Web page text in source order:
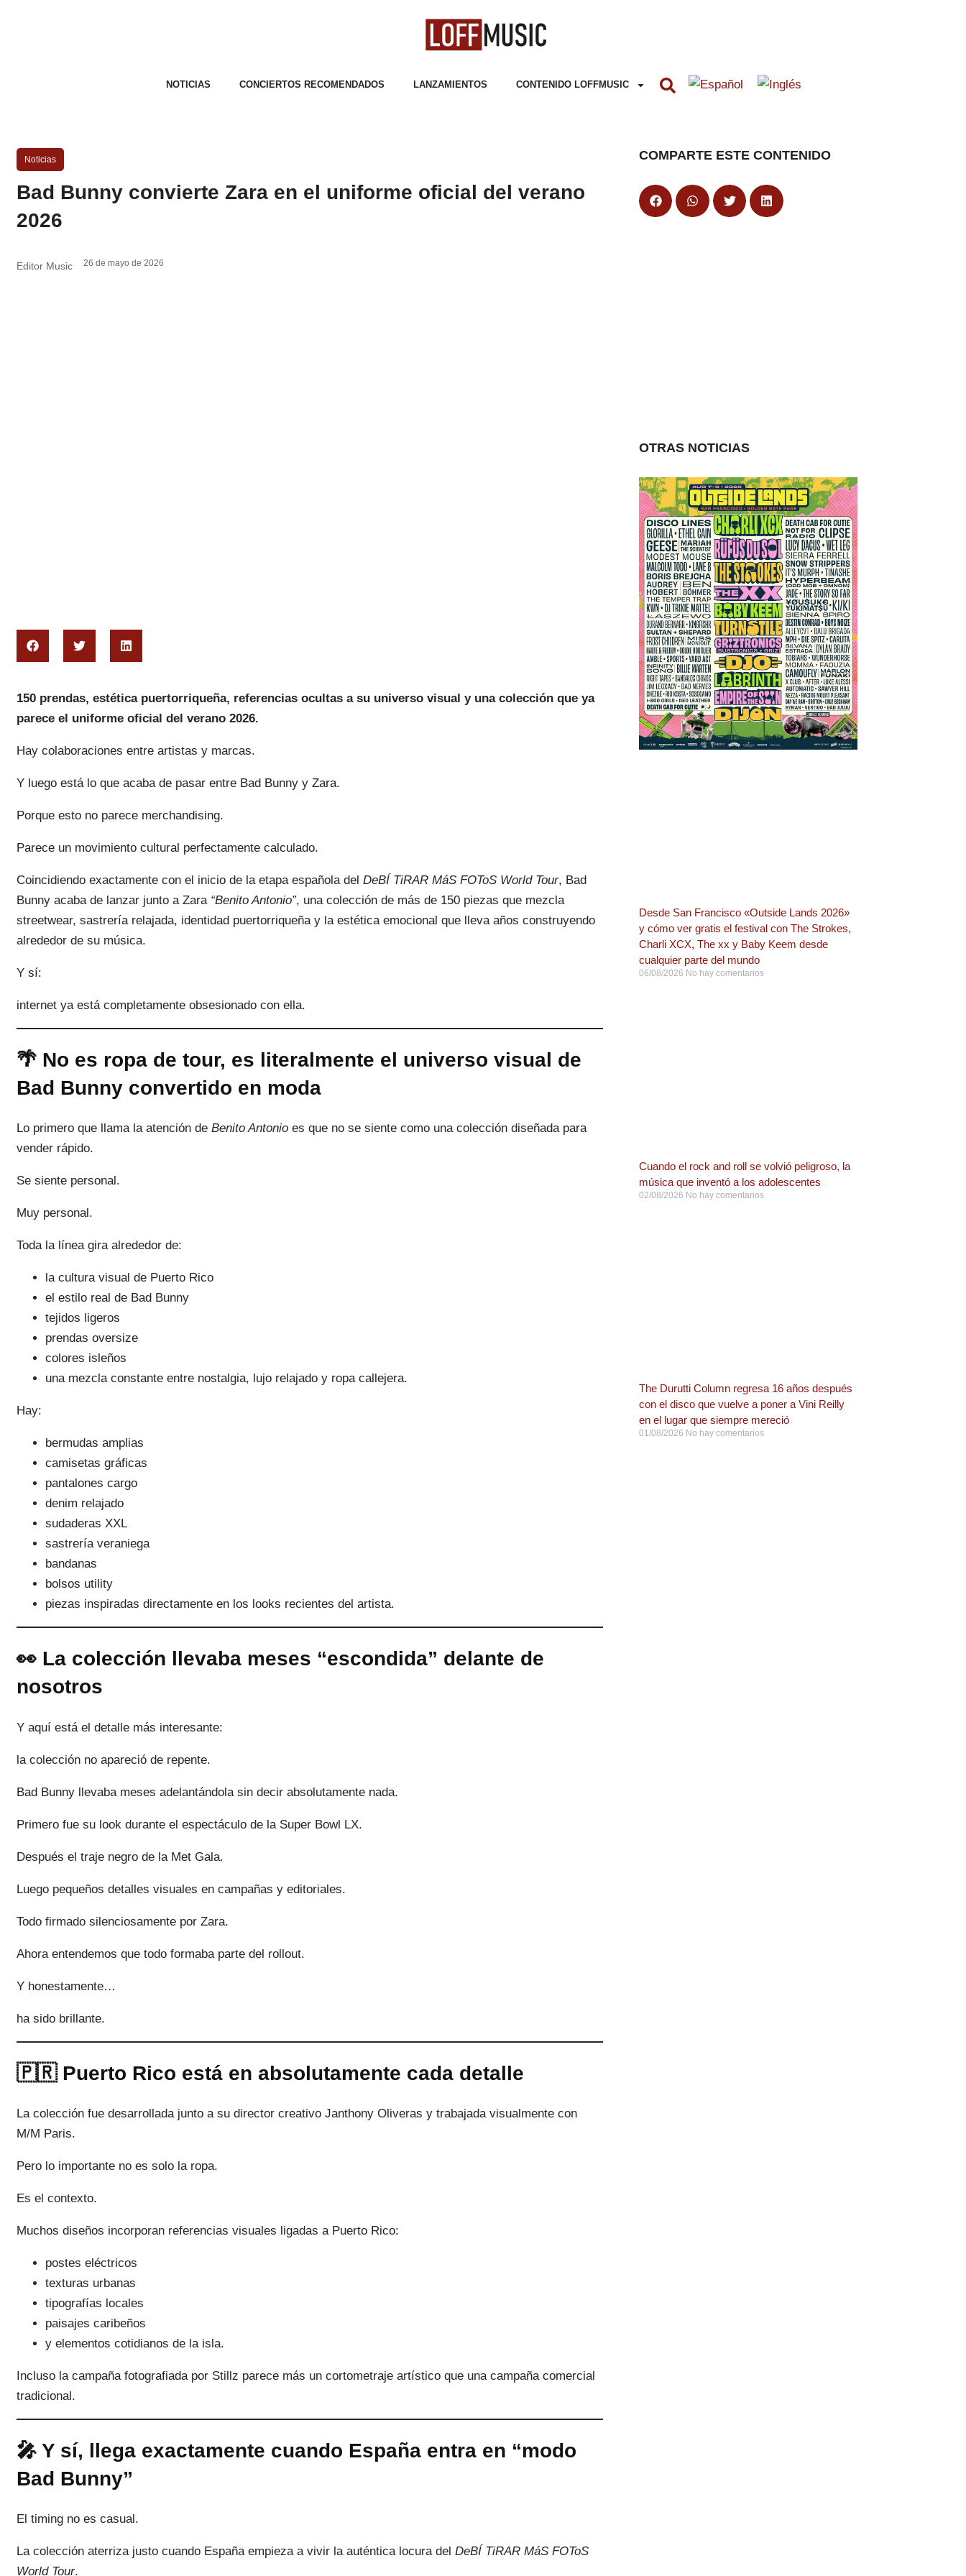
NOTICIAS CONCIERTOS RECOMENDADOS LANZAMIENTOS CONTENIDO LOFFMUSIC
Noticias
Bad Bunny convierte Zara en el uniforme oficial del verano
2026
Editor Music 26 de mayo de 2026
150 prendas, estética puertorriqueña, referencias ocultas a su universo visual y una colección que ya
parece el uniforme oficial del verano 2026.
Hay colaboraciones entre artistas y marcas.
Y luego está lo que acaba de pasar entre Bad Bunny y Zara.
Porque esto no parece merchandising.
Parece un movimiento cultural perfectamente calculado.
Coincidiendo exactamente con el inicio de la etapa española del DeBÍ TiRAR MáS FOToS World Tour, Bad
Bunny acaba de lanzar junto a Zara “Benito Antonio”, una colección de más de 150 piezas que mezcla
streetwear, sastrería relajada, identidad puertorriqueña y la estética emocional que lleva años construyendo
alrededor de su música.
Y sí:
internet ya está completamente obsesionado con ella.
🌴 No es ropa de tour, es literalmente el universo visual de
Bad Bunny convertido en moda
Lo primero que llama la atención de Benito Antonio es que no se siente como una colección diseñada para
vender rápido.
Se siente personal.
Muy personal.
Toda la línea gira alrededor de:
la cultura visual de Puerto Rico
el estilo real de Bad Bunny
tejidos ligeros
prendas oversize
colores isleños
una mezcla constante entre nostalgia, lujo relajado y ropa callejera.
Hay:
bermudas amplias
camisetas gráficas
pantalones cargo
denim relajado
sudaderas XXL
sastrería veraniega
bandanas
bolsos utility
piezas inspiradas directamente en los looks recientes del artista.
👀 La colección llevaba meses “escondida” delante de
nosotros
Y aquí está el detalle más interesante:
la colección no apareció de repente.
Bad Bunny llevaba meses adelantándola sin decir absolutamente nada.
Primero fue su look durante el espectáculo de la Super Bowl LX.
Después el traje negro de la Met Gala.
Luego pequeños detalles visuales en campañas y editoriales.
Todo firmado silenciosamente por Zara.
Ahora entendemos que todo formaba parte del rollout.
Y honestamente…
ha sido brillante.
🇵🇷 Puerto Rico está en absolutamente cada detalle
La colección fue desarrollada junto a su director creativo Janthony Oliveras y trabajada visualmente con
M/M Paris.
Pero lo importante no es solo la ropa.
Es el contexto.
Muchos diseños incorporan referencias visuales ligadas a Puerto Rico:
postes eléctricos
texturas urbanas
tipografías locales
paisajes caribeños
y elementos cotidianos de la isla.
Incluso la campaña fotografiada por Stillz parece más un cortometraje artístico que una campaña comercial
tradicional.
🎤 Y sí, llega exactamente cuando España entra en “modo
Bad Bunny”
El timing no es casual.
La colección aterriza justo cuando España empieza a vivir la auténtica locura del DeBÍ TiRAR MáS FOToS
World Tour.
COMPARTE ESTE CONTENIDO
OTRAS NOTICIAS
Desde San Francisco «Outside Lands 2026»
y cómo ver gratis el festival con The Strokes,
Charli XCX, The xx y Baby Keem desde
cualquier parte del mundo
06/08/2026 No hay comentarios
Cuando el rock and roll se volvió peligroso, la
música que inventó a los adolescentes
02/08/2026 No hay comentarios
The Durutti Column regresa 16 años después
con el disco que vuelve a poner a Vini Reilly
en el lugar que siempre mereció
01/08/2026 No hay comentarios